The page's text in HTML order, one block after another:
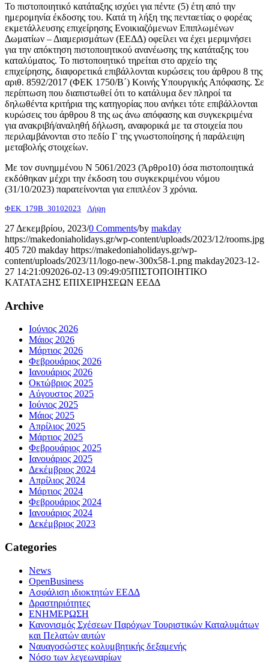
Το πιστοποιητικό κατάταξης ισχύει για πέντε (5) έτη από την
ημερομηνία έκδοσης του. Κατά τη λήξη της πενταετίας ο φορέας
εκμετάλλευσης επιχείρησης Ενοικιαζόμενων Επιπλωμένων
Δωματίων – Διαμερισμάτων (ΕΕΔΔ) οφείλει να έχει μεριμνήσει
για την απόκτηση πιστοποιητικού ανανέωσης της κατάταξης του
καταλύματος. Το πιστοποιητικό τηρείται στο αρχείο της
επιχείρησης, διαφορετικά επιβάλλονται κυρώσεις του άρθρου 8 της
αριθ. 8592/2017 (ΦΕΚ 1750/Β΄) Κοινής Υπουργικής Απόφασης. Σε
περίπτωση που διαπιστωθεί ότι το κατάλυμα δεν πληροί τα
δηλωθέντα κριτήρια της κατηγορίας που ανήκει τότε επιβάλλονται
κυρώσεις του άρθρου 8 της ως άνω απόφασης και συγκεκριμένα
για ανακριβή/αναληθή δήλωση, αναφορικά με τα στοιχεία που
περιλαμβάνονται στο πεδίο Γ της γνωστοποίησης ή παράλειψη
μεταβολής στοιχείων.
Με τον συνημμένου Ν 5061/2023 (Άρθρο10) όσα πιστοποιητικά
εκδόθηκαν μέχρι την έκδοση του συγκεκριμένου νόμου
(31/10/2023) παρατείνονται για επιπλέον 3 χρόνια.
ΦΕΚ_179Β_30102023 Λήψη
27 Δεκεμβρίου, 2023/0 Comments/by makday
https://makedoniaholidays.gr/wp-content/uploads/2023/12/rooms.jpg
405 720 makday https://makedoniaholidays.gr/wp-
content/uploads/2023/11/logo-new-300x58-1.png makday2023-12-
27 14:21:092026-02-13 09:49:05ΠΙΣΤΟΠΟΙΗΤΙΚΟ
ΚΑΤΑΤΑΞΗΣ ΕΠΙΧΕΙΡΗΣΕΩΝ ΕΕΔΔ
Archive
Ιούνιος 2026
Μάιος 2026
Μάρτιος 2026
Φεβρουάριος 2026
Ιανουάριος 2026
Οκτώβριος 2025
Αύγουστος 2025
Ιούνιος 2025
Μάιος 2025
Απρίλιος 2025
Μάρτιος 2025
Φεβρουάριος 2025
Ιανουάριος 2025
Δεκέμβριος 2024
Απρίλιος 2024
Μάρτιος 2024
Φεβρουάριος 2024
Ιανουάριος 2024
Δεκέμβριος 2023
Categories
News
OpenBusiness
Ασφάλιση ιδιοκτητών ΕΕΔΔ
Δραστηριότητες
ΕΝΗΜΕΡΩΣΗ
Κανονισμός Σχέσεων Παρόχων Τουριστικών Καταλυμάτων
και Πελατών αυτών
Ναυαγοσώστες κολυμβητικής δεξαμενής
Νόσο των λεγεωναρίων